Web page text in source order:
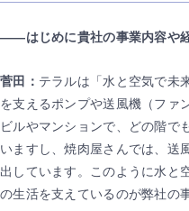
――はじめに貴社の事業内容や
菅田： テラルは「水と空気で未
を支えるポンプや送風機（ファ
ビルやマンションで、どの階で
いますし、焼肉屋さんでは、送
出しています。このように水と
の生活を支えているのが弊社の